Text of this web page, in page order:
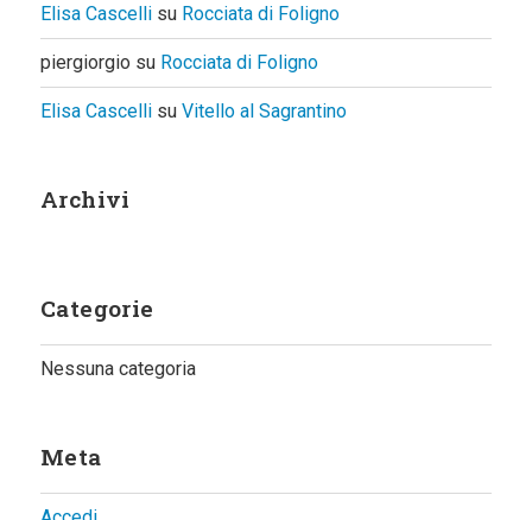
Elisa Cascellisu Rocciata di Foligno
piergiorgio su Rocciata di Foligno
Elisa Cascellisu Vitello al Sagrantino
Archivi
Categorie
Nessuna categoria
Meta